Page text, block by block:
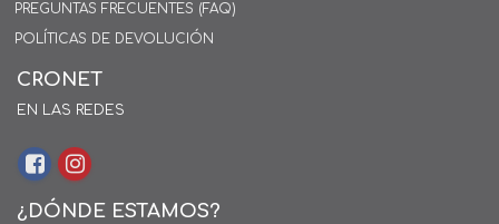
PREGUNTAS FRECUENTES (FAQ)
POLÍTICAS DE DEVOLUCIÓN
CRONET
EN LAS REDES
¿DÓNDE ESTAMOS?